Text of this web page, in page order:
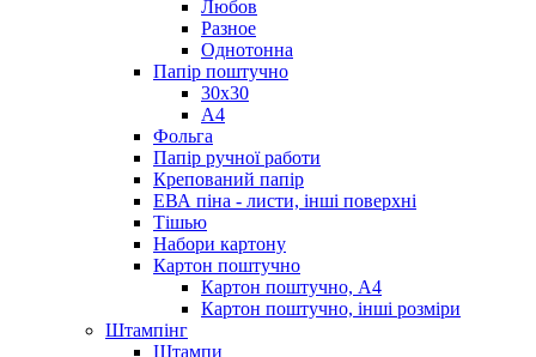
Любов
Разное
Однотонна
Папір поштучно
30х30
А4
Фольга
Папір ручної работи
Крепований папір
ЕВА піна - листи, інші поверхні
Тішью
Набори картону
Картон поштучно
Картон поштучно, А4
Картон поштучно, інші розміри
Штампінг
Штампи